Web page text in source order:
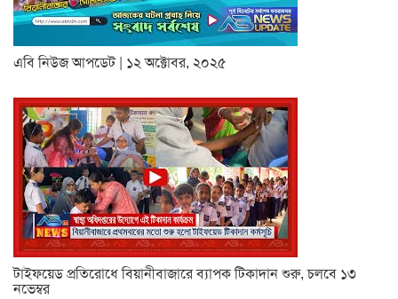
এবি নিউজ আপডেট | ১২ অক্টোবর, ২০২৫
টাইফয়েড প্রতিরোধে বিয়ানীবাজারে ব্যাপক টিকাদান শুরু, চলবে ১৩
নভেম্বর